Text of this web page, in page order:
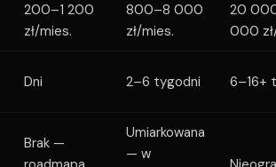
200–1 200
zł/mies.
800–8 000
zł/mies.
20
000
Dni 2–6 tygodni 6–16+
Brak —
Umiarkowana
— w